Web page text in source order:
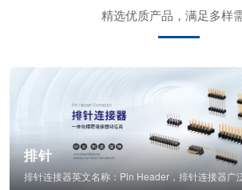
精选优质产品，满足多样
排针